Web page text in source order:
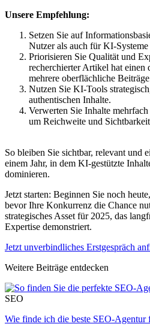
Unsere Empfehlung:
Setzen Sie auf
Nutzer als auch für KI-Systeme
Priorisieren Sie Qualität und
recherchierter Artikel hat einen
mehrere oberflächliche
Nutzen Sie KI-Tools
authentischen Inhalte.
Verwerten Sie Inhalte
um Reichweite und
So bleiben Sie sichtbar, relevant und
einem Jahr, in dem KI-gestützte
dominieren.
Jetzt starten: Beginnen Sie noch
bevor Ihre Konkurrenz die Chance
strategisches Asset für 2025, das
Expertise demonstriert.
Jetzt unverbindliches Erstgespräch
Weitere Beiträge entdecken
SEO
Wie finde ich die beste SEO-Agentur